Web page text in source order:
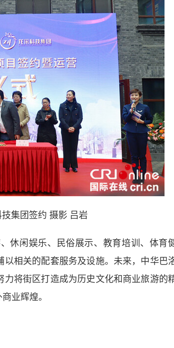
集团签约 摄影 吕岩
闲娱乐、民俗展示、教育培训、体育
相关的配套服务及设施。未来，中华巴
将街区打造成为历史文化和商业旅游的
业辉煌。